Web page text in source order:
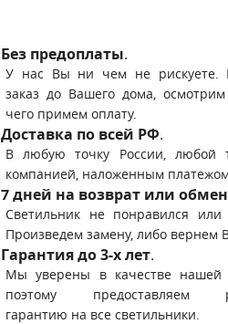
Без предоплаты.
У нас Вы ни чем не рискуете.
заказ до Вашего дома,
чего примем оплату.
Доставка по всей РФ.
В любую точку России, любой
компанией, наложенным
7 дней на возврат или обмен
Светильник не понравился
Произведем замену, либо вернем
Гарантия до 3-х лет.
Мы уверены в качестве нашей
поэтому предоставляем
гарантию на все светильники.